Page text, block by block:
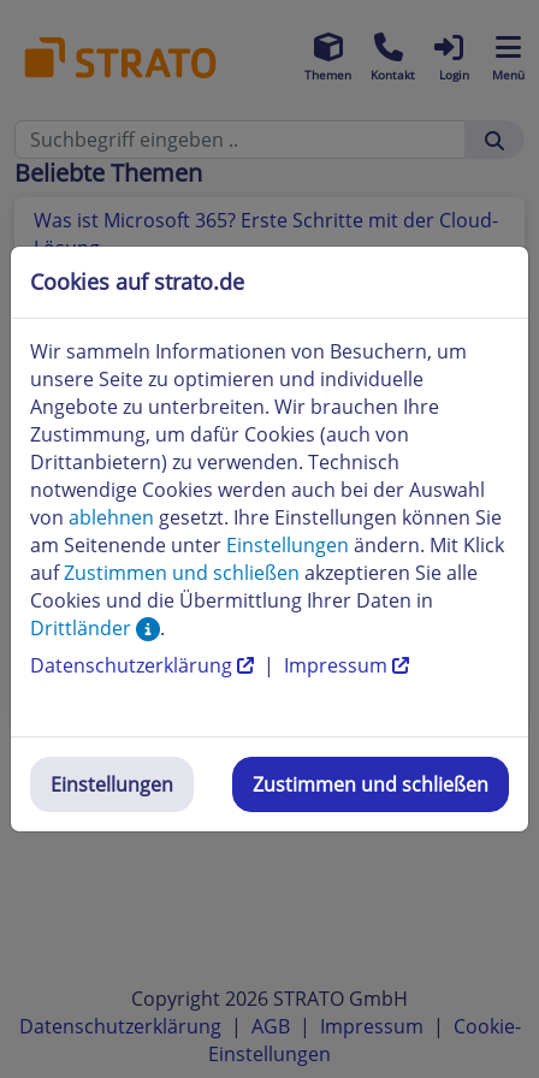
Themen Kontakt Login Menü
Beliebte Themen
Was ist Microsoft 365? Erste Schritte mit der Cloud-
Lösung
Welche DNS Einstellungen muss ich für Microsoft
365 im STRATO Kunden-Login vornehmen?
Nutzung von Microsoft 365 auf verschiedenen
Endgeräten
Warum muss ich bei der Einrichtung von Microsoft
365 eine Subdomain angeben?
Wie erstelle ich ein Microsoft Exchange Postfach mit
meiner STRATO Domain?
Ist für Microsoft 365 eine Internetverbindung
notwendig?
Funktioniert Microsoft 365 mit meiner aktuellen
Copyright 2026 STRATO GmbH
Datenschutzerklärung | AGB | Impressum | Cookie-
Einstellungen
Cookies auf strato.de
Wir sammeln Informationen von Besuchern, um
unsere Seite zu optimieren und individuelle
Angebote zu unterbreiten. Wir brauchen Ihre
Zustimmung, um dafür Cookies (auch von
Drittanbietern) zu verwenden. Technisch
notwendige Cookies werden auch bei der Auswahl
von ablehnen gesetzt. Ihre Einstellungen können Sie
am Seitenende unter Einstellungen ändern. Mit Klick
aufZustimmen und schließen akzeptieren Sie alle
Cookies und die Übermittlung Ihrer Daten in
Drittländer
.
Datenschutzerklärung
| Impressum
Einstellungen Zustimmen und schließen